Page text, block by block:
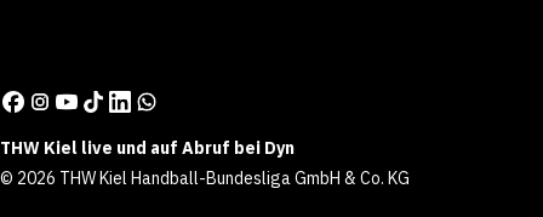
THW Kiel live und auf Abruf bei Dyn
© 2026 THW Kiel Handball-Bundesliga GmbH & Co. KG